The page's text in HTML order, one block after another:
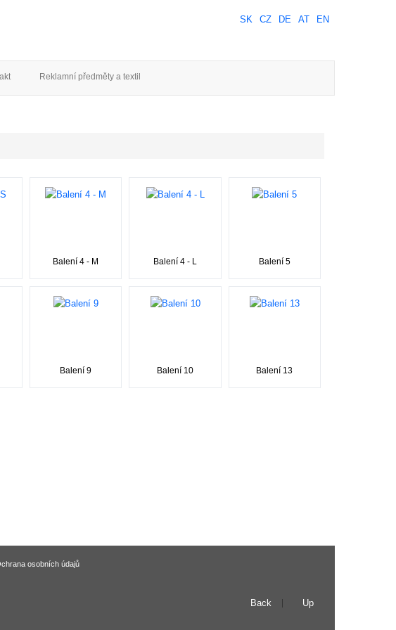
SK CZ DE AT EN
Reklamní předměty a textil
Balení 4 - M Balení 4 - L Balení 5
Balení 9 Balení 10 Balení 13
osobních údajů
Up
Back